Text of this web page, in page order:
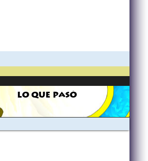
LO QUE PASÓ